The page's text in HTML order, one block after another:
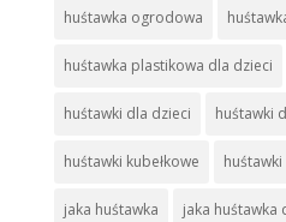
huśtawka ogrodowa
huśtawka plastikowa dla dzieci
huśtawki dla dzieci huśtawki
huśtawki kubełkowe
jaka huśtawka jaka huśtawka